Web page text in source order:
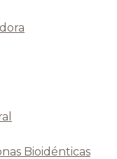
Bioidénticas